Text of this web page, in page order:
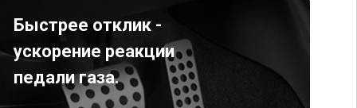
Быстрее отклик -
ускорение реакции
педали газа.